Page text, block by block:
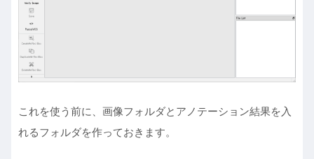
これを使う前に、画像フォルダとアノテーション結果を入
れるフォルダを作っておきます。